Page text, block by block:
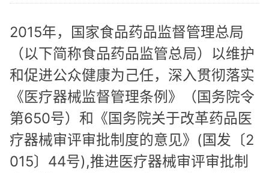
2015年，国家食品药品监督管理总局
（以下简称食品药品监管总局）以维护
和促进公众健康为己任，深入贯彻落实
《医疗器械监督管理条例》（国务院令
第650号）和《国务院关于改革药品医
疗器械审评审批制度的意见》(国发〔2
015〕44号),推进医疗器械审评审批制